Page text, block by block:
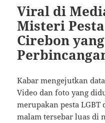
Viral di
Misteri
Cirebon
Kabar mengejutkan
Video dan foto yang
merupakan pesta
malam tersebar luas di